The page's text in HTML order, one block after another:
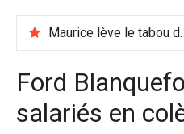
relayer ce qui
Maurice
Ford
salariés en